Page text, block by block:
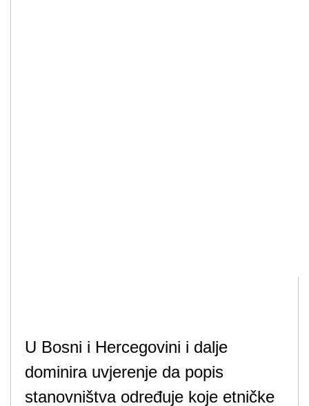
U Bosni i Hercegovini i dalje
dominira uvjerenje da popis
stanovništva određuje koje etničke